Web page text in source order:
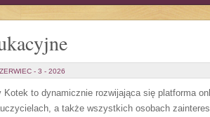
- 3 - 2026
Kotek to dynamicznie rozwijająca się platforma
a także wszystkich osobach